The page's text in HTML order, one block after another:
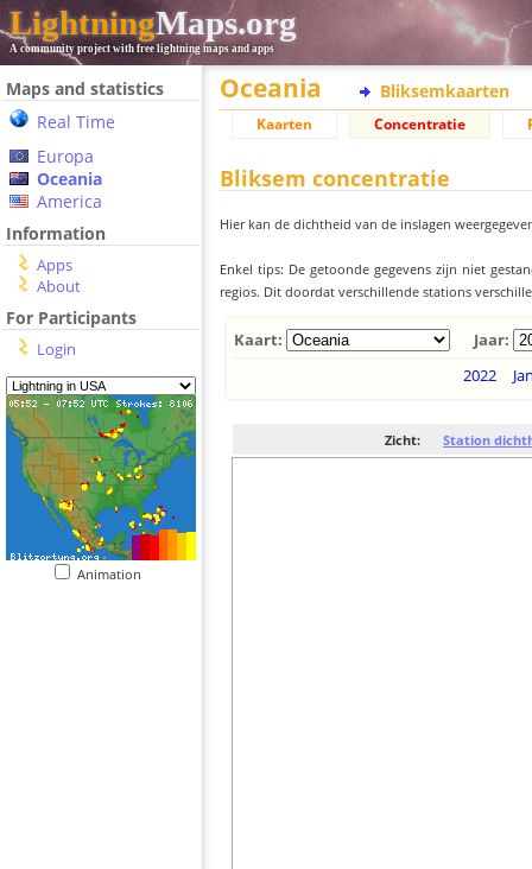
LightningMaps.org
A community project with free lightning maps and apps
Maps and statistics
Real Time
Europa
Oceania
America
Information
Apps
About
For Participants
Login
Animation
Oceania Bliksemkaarten
Kaarten Concentratie
Bliksem concentratie
Hier kan de dichtheid van de inslagen
Enkel tips: De getoonde gegevens zijn niet
regios. Dit doordat verschillende stations
Kaart:
Jaar:
2022
Zicht: Station